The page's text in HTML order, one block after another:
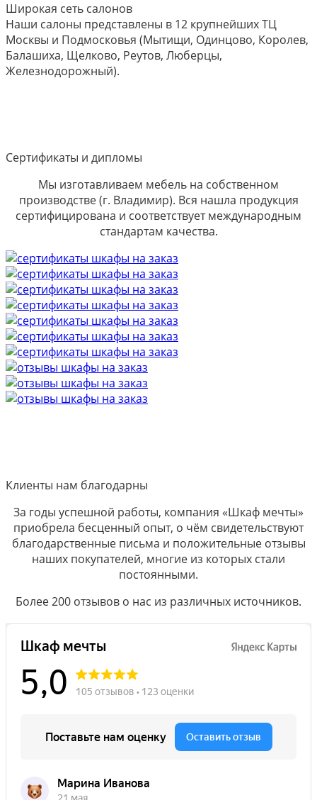
Широкая сеть салонов
Наши салоны представлены в 12 крупнейших ТЦ
Москвы и Подмосковья (Мытищи, Одинцово, Королев,
Балашиха, Щелково, Реутов, Люберцы,
Железнодорожный).
Сертификаты и дипломы
Мы изготавливаем мебель на собственном
производстве (г. Владимир). Вся нашла продукция
сертифицирована и соответствует международным
стандартам качества.
Клиенты нам благодарны
За годы успешной работы, компания «Шкаф мечты»
приобрела бесценный опыт, о чём свидетельствуют
благодарственные письма и положительные отзывы
наших покупателей, многие из которых стали
постоянными.
Более 200 отзывов о нас из различных источников.